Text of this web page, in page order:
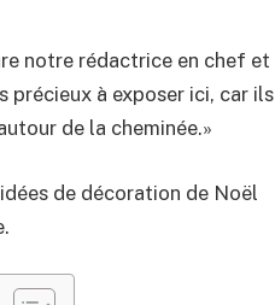
notre rédactrice en chef et
précieux à exposer ici, car ils
de la cheminée.»
de décoration de Noël